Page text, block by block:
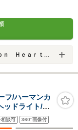
ｔ ライオンハート
/ハーマンカ
ッドライト/ク
ーター/シート
ルシフト/オー
談可 360°画像付